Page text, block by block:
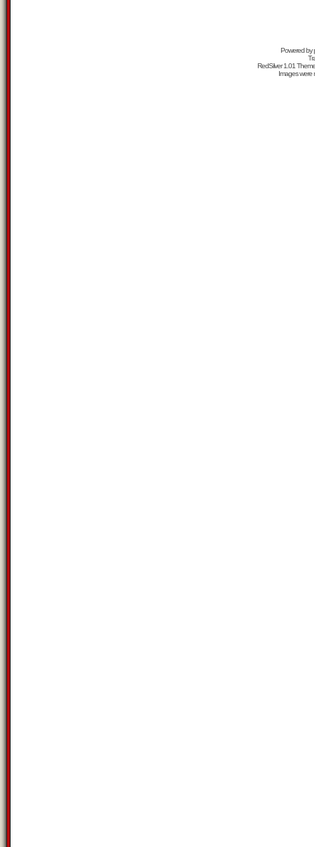
Powered by
RedSilver 1.01
Images were